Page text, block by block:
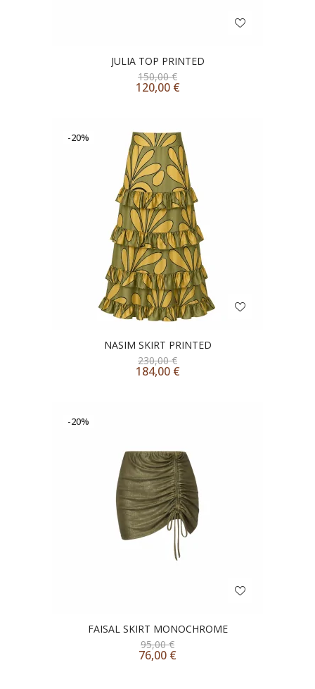
JULIA TOP PRINTED
150,00€
120,00 €
-20%
NASIM SKIRT PRINTED
230,00€
184,00 €
-20%
FAISAL SKIRT MONOCHROME
95,00€
76,00 €